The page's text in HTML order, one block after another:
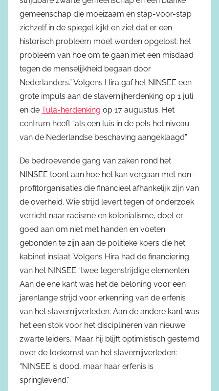
gemeenschap die moeizaam en stap-voor-stap
zichzelf in de spiegel kijkt en ziet dat er een
historisch probleem moet worden opgelost: het
probleem van hoe om te gaan met een misdaad
tegen de menselijkheid begaan door
Nederlanders.” Volgens Hira gaf het NINSEE een
grote impuls aan de slavernijherdenking op 1 juli
en de Tula-herdenking op 17 augustus. Het
centrum heeft “als een luis in de pels het niveau
van de Nederlandse beschaving aangeklaagd”.
De bedroevende gang van zaken rond het
NINSEE toont aan hoe het kan vergaan met non-
profitorganisaties die financieel afhankelijk zijn van
de overheid. Wie strijd levert tegen of onderzoek
verricht naar racisme en kolonialisme, doet er
goed aan om niet met handen en voeten
gebonden te zijn aan de politieke koers die het
kabinet inslaat. Volgens Hira had de financiering
van het NINSEE “twee tegenstrijdige elementen.
Aan de ene kant was het de beloning voor een
jarenlange strijd voor erkenning van de erfenis
van het slavernijverleden. Aan de andere kant was
het een stok voor het disciplineren van nieuwe
zwarte leiders.” Maar hij blijft optimistisch gestemd
over de toekomst van het slavernijverleden:
“NINSEE is dood, maar haar erfenis is
springlevend.”